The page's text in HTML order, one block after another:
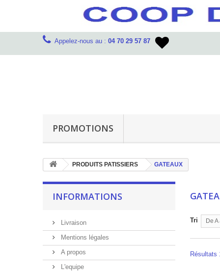
Appelez-nous au : 04 70 29 57 87
PROMOTIONS
PRODUITS PATISSIERS GATEAUX
INFORMATIONS
Livraison
Mentions légales
A propos
L'equipe
Tri De A
Résultats